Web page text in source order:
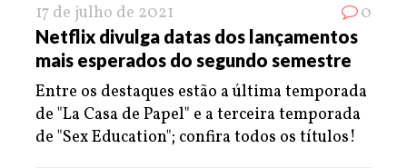
17 de julho de 2021 0
Netflix divulga datas dos lançamentos
mais esperados do segundo semestre
Entre os destaques estão a última temporada
de "La Casa de Papel" e a terceira temporada
de "Sex Education"; confira todos os títulos!